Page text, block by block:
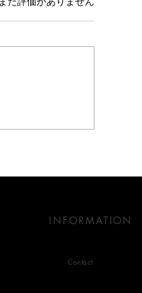
るのがダメな理由
INFORMATION
Contact